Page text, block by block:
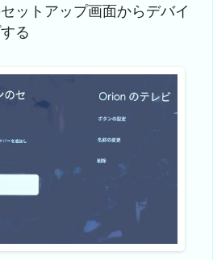
ットアップ画面からデバイ
る